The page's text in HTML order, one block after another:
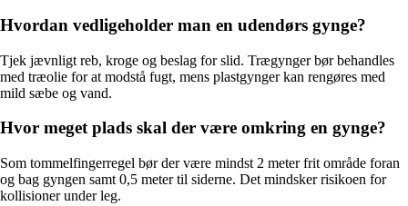
Hvordan vedligeholder man en udendørs gynge?
Tjek jævnligt reb, kroge og beslag for slid. Trægynger bør behandles
med træolie for at modstå fugt, mens plastgynger kan rengøres med
mild sæbe og vand.
Hvor meget plads skal der være omkring en gynge?
Som tommelfingerregel bør der være mindst 2 meter frit område foran
og bag gyngen samt 0,5 meter til siderne. Det mindsker risikoen for
kollisioner under leg.